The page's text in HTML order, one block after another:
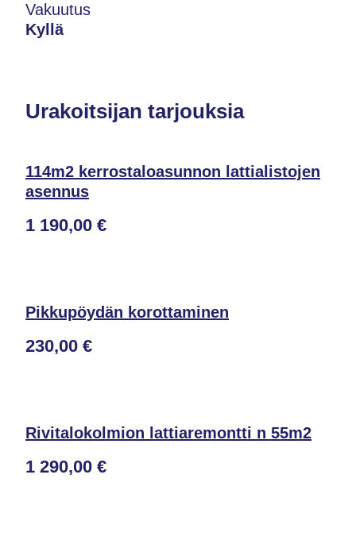
Vakuutus
Kyllä
Urakoitsijan tarjouksia
114m2 kerrostaloasunnon lattialistojen
asennus
1 190,00 €
Pikkupöydän korottaminen
230,00 €
Rivitalokolmion lattiaremontti n 55m2
1 290,00 €